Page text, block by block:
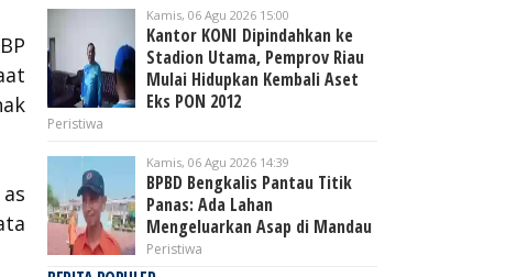
Kamis, 06 Agu 2026 15:00
Kantor KONI Dipindahkan ke
Stadion Utama, Pemprov Riau
Mulai Hidupkan Kembali Aset
Eks PON 2012
Peristiwa
Kamis, 06 Agu 2026 14:39
BPBD Bengkalis Pantau Titik
Panas: Ada Lahan
Mengeluarkan Asap di Mandau
Peristiwa